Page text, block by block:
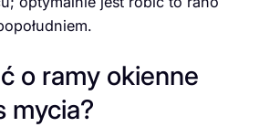
o ramy okienne
mycia?